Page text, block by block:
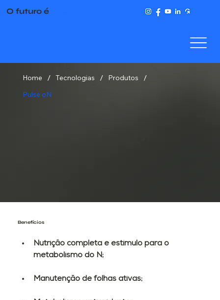
O futuro é
Home / Tecnologias / Produtos /
Pulse oN
Benefícios
Nutrição completa e estímulo para o
metabolismo do N;
Manutenção de folhas ativas;